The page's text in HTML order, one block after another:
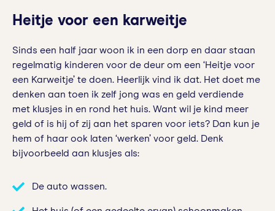
Heitje voor een karweitje
Sinds een half jaar woon ik in een dorp en daar staan
regelmatig kinderen voor de deur om een ‘Heitje voor
een Karweitje’ te doen. Heerlijk vind ik dat. Het doet me
denken aan toen ik zelf jong was en geld verdiende
met klusjes in en rond het huis. Want wil je kind meer
geld of is hij of zij aan het sparen voor iets? Dan kun je
hem of haar ook laten ‘werken’ voor geld. Denk
bijvoorbeeld aan klusjes als:
De auto wassen.